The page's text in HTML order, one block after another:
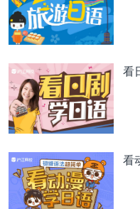
「本人は太りやすい
が、スタイル維持の
うです。たくさん食
ーだそう。2025年の
したから、運動する
れほど美しいスタイ
ょう」（同）
“她本人也知道自己是
诀就是‘不忍耐’。她的
绫濑自称2025年的目
锻炼肌肉，这才有了
上）
看
看